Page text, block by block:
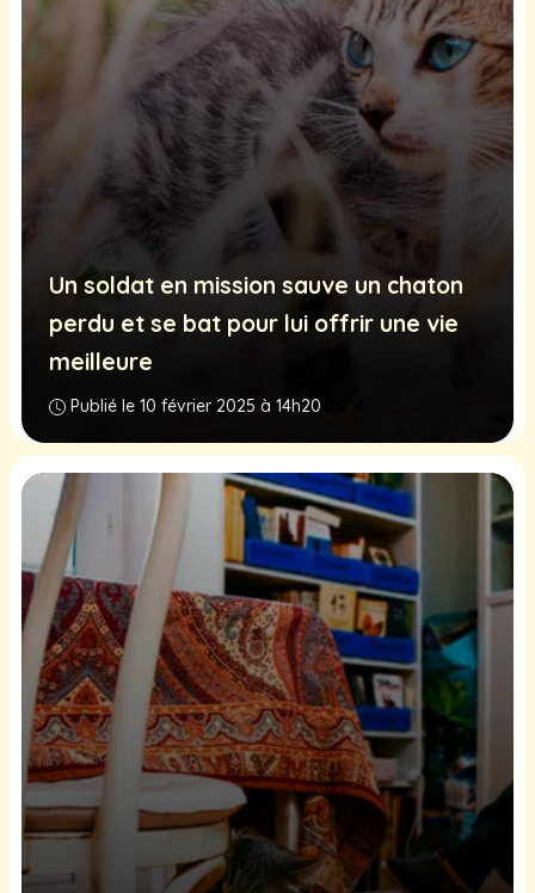
Un soldat en mission sauve un chaton
perdu et se bat pour lui offrir une vie
meilleure
Publié le 10 février 2025 à 14h20